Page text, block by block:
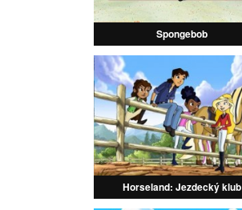
Spongebob
Horseland: Jezdecký klub